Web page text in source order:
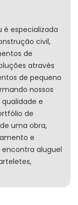
é especializada
civil,
de
através
de pequeno
nossos
e
de
uma obra,
e
encontra aluguel